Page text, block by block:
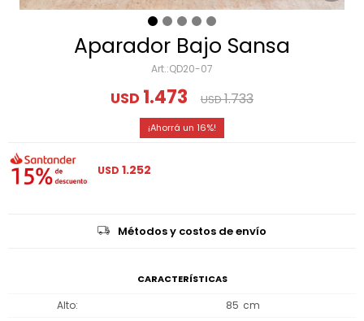
Aparador Bajo Sansa
QD20-07
USD 1.473 USD1.733
16
USD 1.252
Métodos y costos de envío
CARACTERÍSTICAS
Alto
85